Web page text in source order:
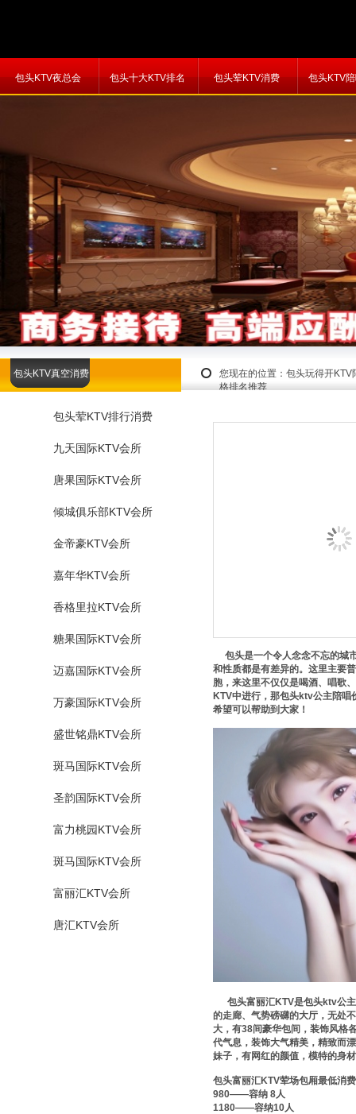
包头KTV夜总会 包头十大KTV排名 包头荤KTV消费 包头KTV
您现在的位置： 包头玩得开KTV
格排名推荐
包头KTV真空消费
包头荤KTV排行消费
九天国际KTV会所
唐果国际KTV会所
倾城俱乐部KTV会所
金帝豪KTV会所
嘉年华KTV会所
香格里拉KTV会所
糖果国际KTV会所
迈嘉国际KTV会所
万豪国际KTV会所
盛世铭鼎KTV会所
斑马国际KTV会所
圣韵国际KTV会所
富力桃园KTV会所
斑马国际KTV会所
富丽汇KTV会所
唐汇KTV会所
包头是一个令人念念不忘的城
和性质都是有差异的。这里主要
胞，来这里不仅仅是喝酒、唱歌
KTV中进行，那包头ktv公主陪
希望可以帮助到大家！
包头富丽汇KTV是包头ktv公主
的走廊、气势磅礴的大厅，无处
大，有38间豪华包间，装饰风格
代气息，装饰大气精美，精致而
妹子，有网红的颜值，模特的身
包头富丽汇KTV荤场包厢最低消
980——容纳 8人
1180——容纳10人